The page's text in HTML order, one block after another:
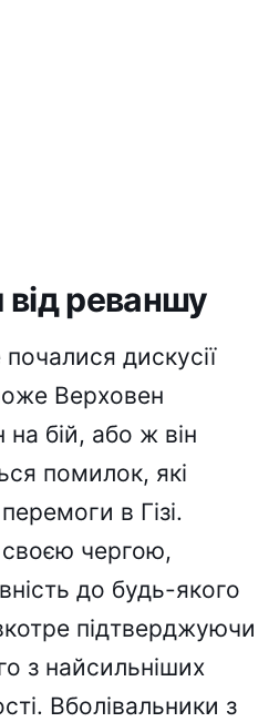
від реваншу
дискусії
Верховен
на бій, або ж він
помилок, які
в Гізі.
чергою,
до будь-якого
підтверджуючи
з найсильніших
Вболівальники з